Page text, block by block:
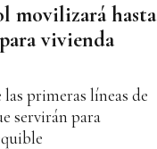
movilizará hasta
vivienda
primeras líneas de
servirán para